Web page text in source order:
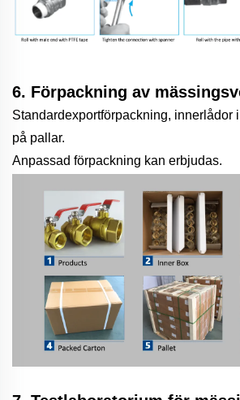
6. Förpackning av
Standardexportförpackning, innerlådor
på pallar.
Anpassad förpackning kan erbjudas.